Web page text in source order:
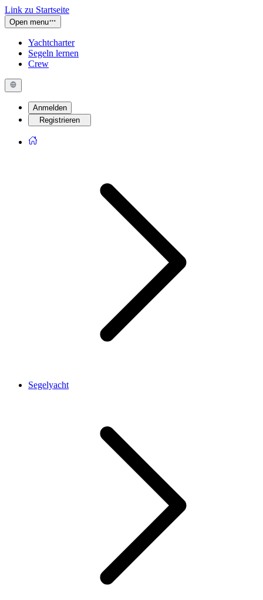
Link zu Startseite
Open menu
Yachtcharter
Segeln lernen
Crew
Anmelden
Registrieren
Segelyacht